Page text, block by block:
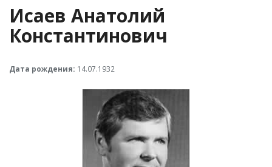
Исаев Анатолий
Константинович
Дата рождения: 14.07.1932